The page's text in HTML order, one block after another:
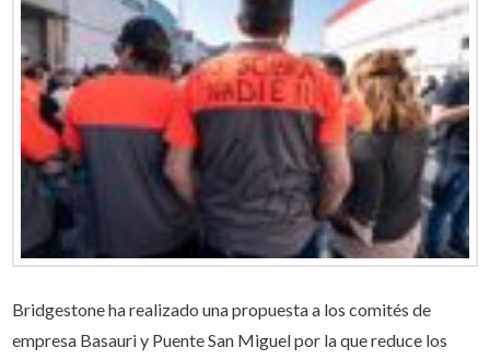
Bridgestone ha realizado una propuesta a los comités de
empresa Basauri y Puente San Miguel por la que reduce los